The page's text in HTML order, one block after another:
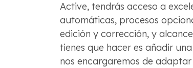
Active, tendrás acceso a
automáticas, procesos
edición y corrección, y
tienes que hacer es añadir
nos encargaremos de